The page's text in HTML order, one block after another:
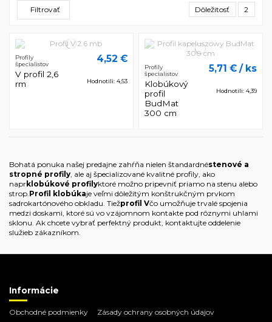
Filtrovať Dôležitosť 2
Profily
špecialistov
V profil 2,6
rm
4,52 €
Hodnotili: 4,53
Profily
špecialistov
Klobúkový
profil
BudMat
300 cm
5,71 € / ks
Hodnotili: 4,39
Bohatá ponuka našej predajne zahŕňa nielen štandardnéstenové a
stropné profily , ale aj špecializované kvalitné profily, ako
naprklobúkové profilyktoré možno pripevniť priamo na stenu alebo
strop. Profil klobúkaje veľmi dôležitým konštrukčným prvkom
sadrokartónového obkladu. Tiežprofil Včo umožňuje trvalé spojenia
medzi doskami, ktoré sú vo vzájomnom kontakte pod rôznymi uhlami
sklonu. Ak chcete vybrať perfektný produkt, kontaktujte oddelenie
služieb zákazníkom.
Informácie
Obchodné podmienky
Zásady ochrany osobných údajov